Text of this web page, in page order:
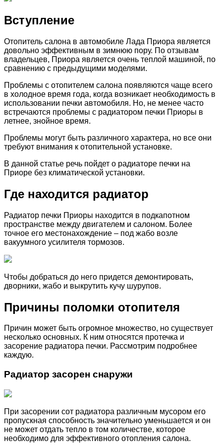
Вступление
Отопитель салона в автомобиле Лада Приора является
довольно эффективным в зимнюю пору. По отзывам
владельцев, Приора является очень теплой машиной, по
сравнению с предыдущими моделями.
Проблемы с отопителем салона появляются чаще всего
в холодное время года, когда возникает необходимость в
использовании печки автомобиля. Но, не менее часто
встречаются проблемы с радиатором печки Приоры в
летнее, знойное время.
Проблемы могут быть различного характера, но все они
требуют внимания к отопительной установке.
В данной статье речь пойдет о радиаторе печки на
Приоре без климатической установки.
Где находится радиатор
Радиатор печки Приоры находится в подкапотном
пространстве между двигателем и салоном. Более
точное его местонахождение – под жабо возле
вакуумного усилителя тормозов.
Чтобы добраться до него придется демонтировать,
дворники, жабо и выкрутить кучу шурупов.
Причины поломки отопителя
Причин может быть огромное множество, но существует
несколько основных. К ним относятся протечка и
засорение радиатора печки. Рассмотрим подробнее
каждую.
Радиатор засорен снаружи
При засорении сот радиатора различным мусором его
пропускная способность значительно уменьшается и он
не может отдать тепло в том количестве, которое
необходимо для эффективного отопления салона.